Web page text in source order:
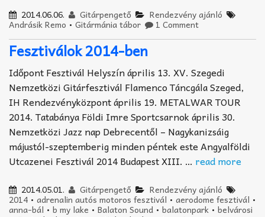
2014.06.06. Gitárpengető Rendezvény ajánló
Andrásik Remo • Gitármánia tábor 1 Comment
Fesztiválok 2014-ben
Időpont Fesztivál Helyszín április 13. XV. Szegedi
Nemzetközi Gitárfesztivál Flamenco Táncgála Szeged,
IH Rendezvényközpont április 19. METALWAR TOUR
2014. Tatabánya Földi Imre Sportcsarnok április 30.
Nemzetközi Jazz nap Debrecentől – Nagykanizsáig
májustól-szeptemberig minden péntek este Angyalföldi
Utcazenei Fesztivál 2014 Budapest XIII. … read more
2014.05.01. Gitárpengető Rendezvény ajánló
2014 • adrenalin autós motoros fesztivál • aerodome fesztivál •
anna-bál • b my lake • Balaton Sound • balatonpark • belvárosi